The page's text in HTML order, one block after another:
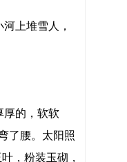
上堆雪人，
的，软软
了腰。太阳照
，粉装玉砌，